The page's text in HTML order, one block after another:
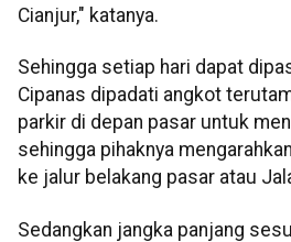
Cianjur," katanya.
Sehingga setiap hari dapat
Cipanas dipadati angkot
parkir di depan pasar untuk
sehingga pihaknya
ke jalur belakang pasar atau
Sedangkan jangka panjang